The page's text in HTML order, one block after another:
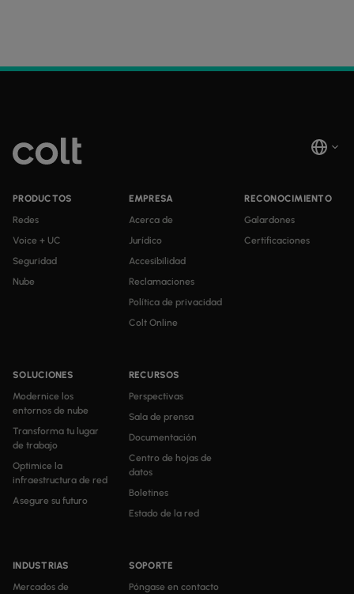
PRODUCTOS
Redes
Voice + UC
Seguridad
Nube
SOLUCIONES
Modernice los
entornos de nube
Transforma tu lugar
de trabajo
Optimice la
infraestructura de red
Asegure su futuro
INDUSTRIAS
Mercados de
RECURSOS
Perspectivas
Sala de prensa
Documentación
Centro de hojas de
datos
Boletines
Estado de la red
EMPRESA
Acerca de
Jurídico
Accesibilidad
Reclamaciones
Política de privacidad
Colt Online
SOPORTE
Póngase en contacto
RECONOCIMIENTO
Galardones
Certificaciones